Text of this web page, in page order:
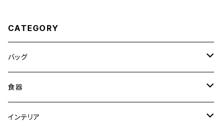
CATEGORY
バッグ
トートバッグ
ショルダーバッグ
食器
大皿
インテリア